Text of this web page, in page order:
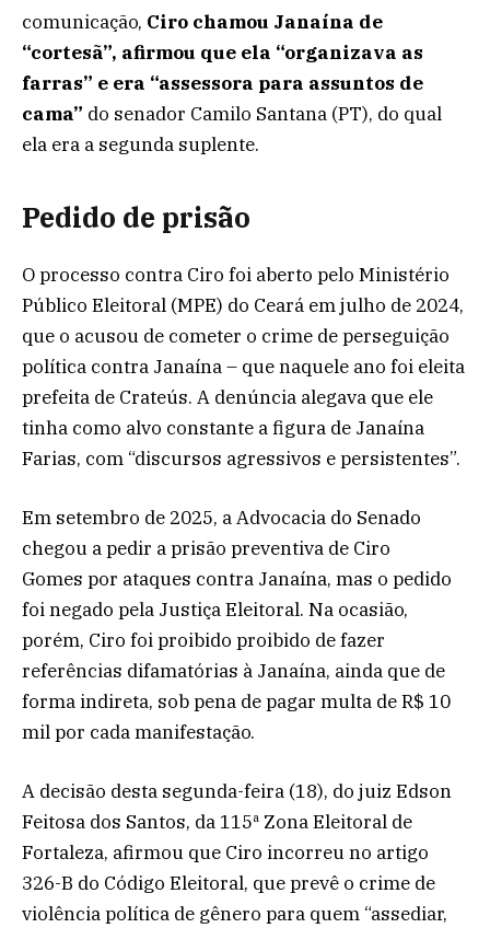
comunicação, Ciro chamou Janaína de
“cortesã”, afirmou que ela “organizava as
farras” e era “assessora para assuntos de
cama” do senador Camilo Santana (PT), do qual
ela era a segunda suplente.
Pedido de prisão
O processo contra Ciro foi aberto pelo Ministério
Público Eleitoral (MPE) do Ceará em julho de 2024,
que o acusou de cometer o crime de perseguição
política contra Janaína – que naquele ano foi eleita
prefeita de Crateús. A denúncia alegava que ele
tinha como alvo constante a figura de Janaína
Farias, com “discursos agressivos e persistentes”.
Em setembro de 2025, a Advocacia do Senado
chegou a pedir a prisão preventiva de Ciro
Gomes por ataques contra Janaína, mas o pedido
foi negado pela Justiça Eleitoral. Na ocasião,
porém, Ciro foi proibido proibido de fazer
referências difamatórias à Janaína, ainda que de
forma indireta, sob pena de pagar multa de R$ 10
mil por cada manifestação.
A decisão desta segunda-feira (18), do juiz Edson
Feitosa dos Santos, da 115ª Zona Eleitoral de
Fortaleza, afirmou que Ciro incorreu no artigo
326-B do Código Eleitoral, que prevê o crime de
violência política de gênero para quem “assediar,